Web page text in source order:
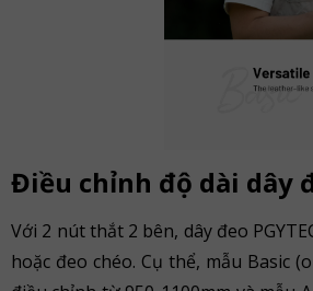
Điều chỉnh độ dài dây
Với 2 nút thắt 2 bên, dây đeo
hoặc đeo chéo. Cụ thể, mẫu Basic